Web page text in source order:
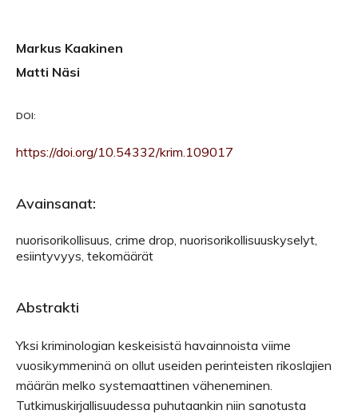
Markus Kaakinen
Matti Näsi
DOI:
https://doi.org/10.54332/krim.109017
Avainsanat:
nuorisorikollisuus, crime drop, nuorisorikollisuuskyselyt,
esiintyvyys, tekomäärät
Abstrakti
Yksi kriminologian keskeisistä havainnoista viime
vuosikymmeninä on ollut useiden perinteisten rikoslajien
määrän melko systemaattinen väheneminen.
Tutkimuskirjallisuudessa puhutaankin niin sanotusta